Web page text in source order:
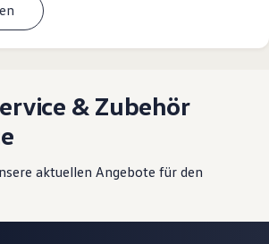
& Zubehör
aktuellen Angebote für den